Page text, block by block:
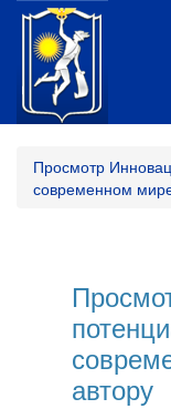
Просмотр
современном
автору